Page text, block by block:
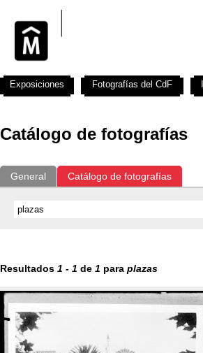
Catálogo de fotografías
General Catálogo de fotografías
Resultados 1 - 1 de 1 para plazas
Exposiciones Fotografías del CdF